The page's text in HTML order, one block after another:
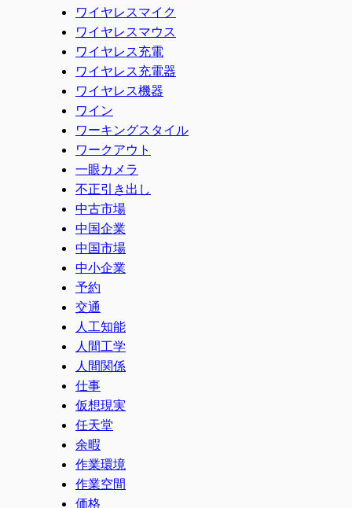
ワイヤレスマイク
ワイヤレスマウス
ワイヤレス充電
ワイヤレス充電器
ワイヤレス機器
ワイン
ワーキングスタイル
ワークアウト
一眼カメラ
不正引き出し
中古市場
中国企業
中国市場
中小企業
予約
交通
人工知能
人間工学
人間関係
仕事
仮想現実
任天堂
余暇
作業環境
作業空間
価格